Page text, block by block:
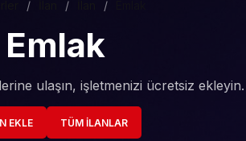
Emlak
ulaşın, işletmenizi ücretsiz ekleyin.
EKLE TÜM İLANLAR